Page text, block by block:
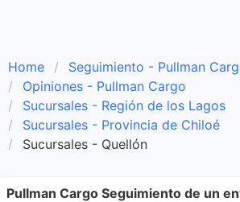
Home
Seguimiento - Pullman
Opiniones - Pullman Cargo
Sucursales - Región de los Lagos
Sucursales - Provincia de Chiloé
Sucursales - Quellón
Pullman Cargo Seguimiento de un